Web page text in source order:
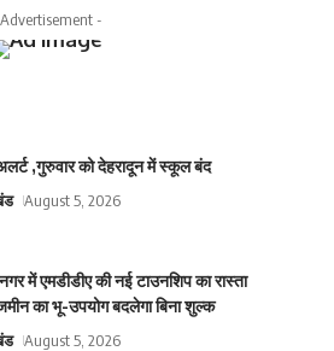
-
,गुरुवार को देहरादून में स्कूल बंद
August 5, 2026
में एमडीडीए की नई टाउनशिप का रास्ता
का भू-उपयोग बदलेगा बिना शुल्क
August 5, 2026